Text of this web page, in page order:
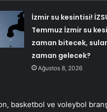
İzmir su kesintisi!
Temmuz İzmir su
zaman bitecek,
zaman gelecek?
Ağustos 8, 2026
basketbol ve voleybol